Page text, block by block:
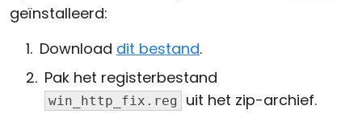
geïnstalleerd:
Download dit bestand.
Pak het registerbestand
win_http_fix.reg
uit het zip-archief.